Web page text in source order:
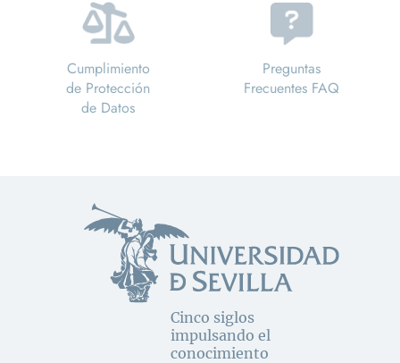
Cumplimiento
de Protección
de Datos
Preguntas
Frecuentes FAQ
Cinco siglos
impulsando el
conocimiento